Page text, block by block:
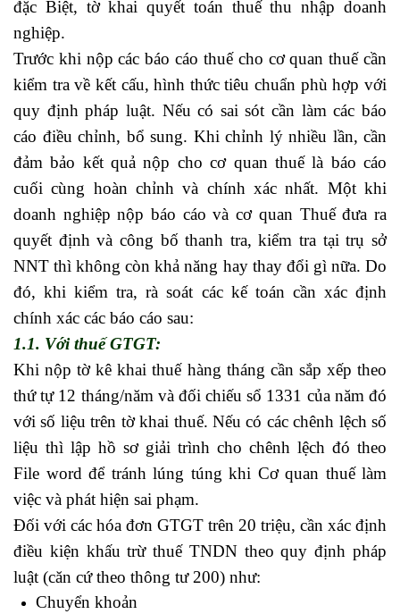
đặc Biệt, tờ khai quyết toán thuế thu nhập doanh
nghiệp.
Trước khi nộp các báo cáo thuế cho cơ quan thuế cần
kiểm tra về kết cấu, hình thức tiêu chuẩn phù hợp với
quy định pháp luật. Nếu có sai sót cần làm các báo
cáo điều chỉnh, bổ sung. Khi chỉnh lý nhiều lần, cần
đảm bảo kết quả nộp cho cơ quan thuế là báo cáo
cuối cùng hoàn chỉnh và chính xác nhất. Một khi
doanh nghiệp nộp báo cáo và cơ quan Thuế đưa ra
quyết định và công bố thanh tra, kiểm tra tại trụ sở
NNT thì không còn khả năng hay thay đổi gì nữa. Do
đó, khi kiểm tra, rà soát các kế toán cần xác định
chính xác các báo cáo sau:
1.1. Với thuế GTGT:
Khi nộp tờ kê khai thuế hàng tháng cần sắp xếp theo
thứ tự 12 tháng/năm và đối chiếu sổ 1331 của năm đó
với số liệu trên tờ khai thuế. Nếu có các chênh lệch số
liệu thì lập hồ sơ giải trình cho chênh lệch đó theo
File word để tránh lúng túng khi Cơ quan thuế làm
việc và phát hiện sai phạm.
Đối với các hóa đơn GTGT trên 20 triệu, cần xác định
điều kiện khấu trừ thuế TNDN theo quy định pháp
luật (căn cứ theo thông tư 200) như:
Chuyển khoản